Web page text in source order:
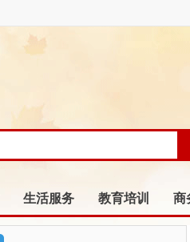
生活服务 教育培训 商